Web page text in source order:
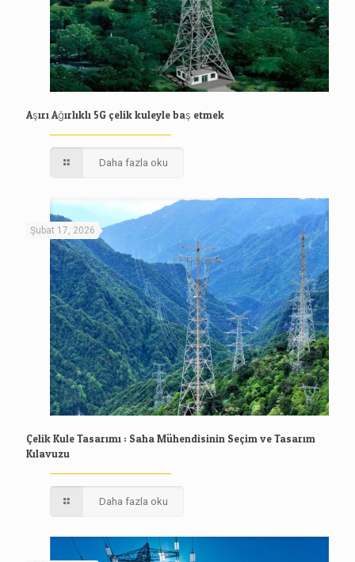
Aşırı Ağırlıklı 5G çelik kuleyle baş etmek
Daha fazla oku
Şubat 17, 2026
Çelik Kule Tasarımı : Saha Mühendisinin Seçim ve Tasarım
Kılavuzu
Daha fazla oku